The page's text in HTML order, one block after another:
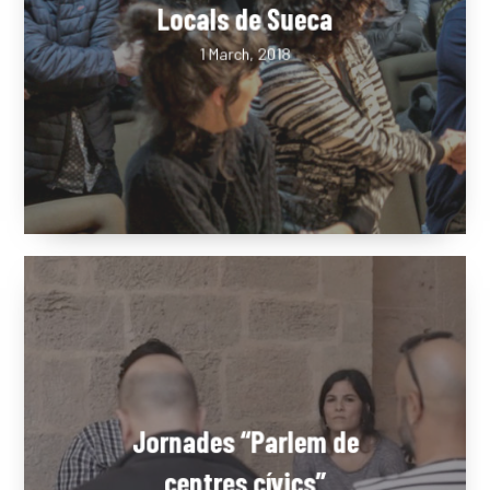
Fòrum d’Associacions
Locals de Sueca
1 March, 2018EQUIP
SERVEIS
La Dula
C/Poeta Alberola, 23-21
46018 València.